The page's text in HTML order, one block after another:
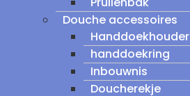
Douche accessoires
Handdoekhouder
handdoekring
Inbouwnis
Doucherekje